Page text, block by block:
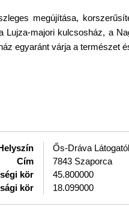
megújítása,
majori kulcsosház, a
egyaránt várja a természet
Ős-Dráva
Cím
7843 Szaporca
kör
45.800000
kör
18.099000